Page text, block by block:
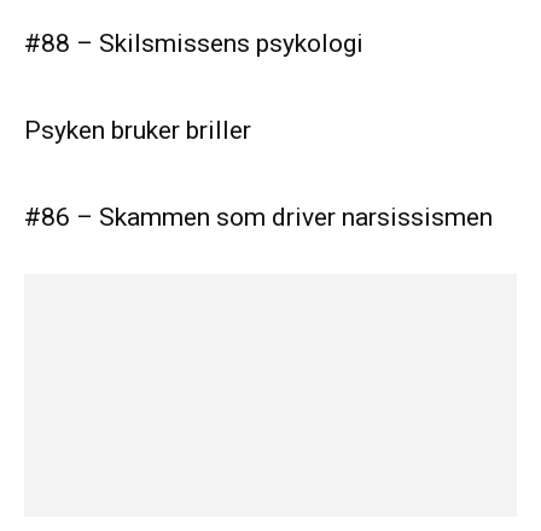
#88 – Skilsmissens psykologi
Psyken bruker briller
#86 – Skammen som driver narsissismen